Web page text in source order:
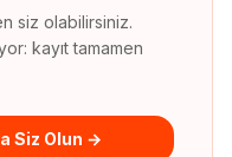
siz olabilirsiniz.
kayıt tamamen
Siz Olun →